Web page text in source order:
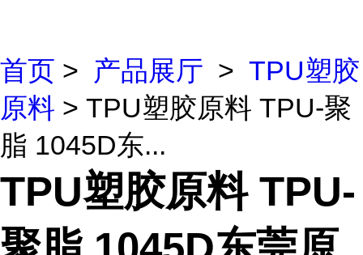
首页 > 产品展厅 > TPU塑胶
原料 > TPU塑胶原料 TPU-聚
脂 1045D东...
TPU塑胶原料 TPU-